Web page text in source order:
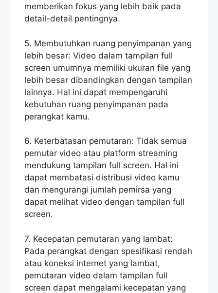
memberikan fokus yang lebih baik pada
detail-detail pentingnya.
5. Membutuhkan ruang penyimpanan yang
lebih besar: Video dalam tampilan full
screen umumnya memiliki ukuran file yang
lebih besar dibandingkan dengan tampilan
lainnya. Hal ini dapat mempengaruhi
kebutuhan ruang penyimpanan pada
perangkat kamu.
6. Keterbatasan pemutaran: Tidak semua
pemutar video atau platform streaming
mendukung tampilan full screen. Hal ini
dapat membatasi distribusi video kamu
dan mengurangi jumlah pemirsa yang
dapat melihat video dengan tampilan full
screen.
7. Kecepatan pemutaran yang lambat:
Pada perangkat dengan spesifikasi rendah
atau koneksi internet yang lambat,
pemutaran video dalam tampilan full
screen dapat mengalami kecepatan yang